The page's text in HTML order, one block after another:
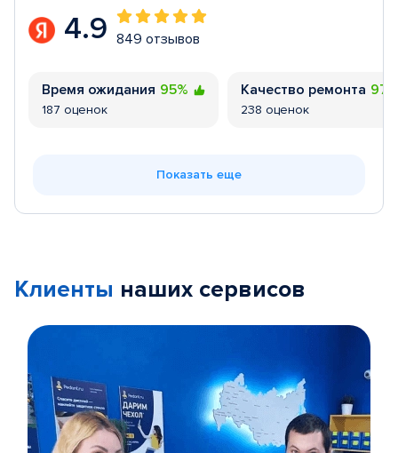
4.9 849 отзывов
Время ожидания 95%
187 оценок
Качество ремонта
238 оценок
Показать еще
Клиенты наших сервисов